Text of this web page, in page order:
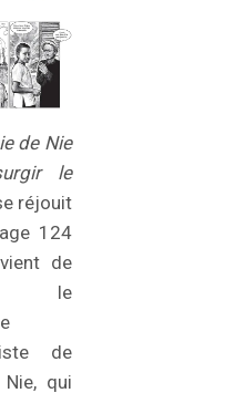
de Nie
le
réjouit
124
de
le
de
Nie, qui